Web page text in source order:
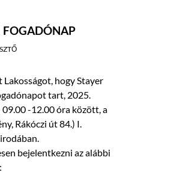
FOGADÓNAP
hogy Stayer
tart, 2025.
-12.00 óra között, a
Rákóczi út 84.) I.
bejelentkezni az alábbi